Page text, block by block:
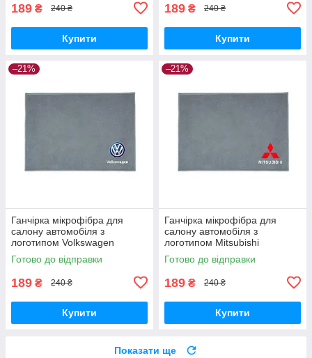
189 ₴ 240 ₴
Купити
189 ₴ 240 ₴
Купити
–21%
Ганчірка мікрофібра для
салону автомобіля з
логотипом Volkswagen
Готово до відправки
189 ₴ 240 ₴
Купити
–21%
Ганчірка мікрофібра для
салону автомобіля з
логотипом Mitsubishi
Готово до відправки
189 ₴ 240 ₴
Купити
Показати ще